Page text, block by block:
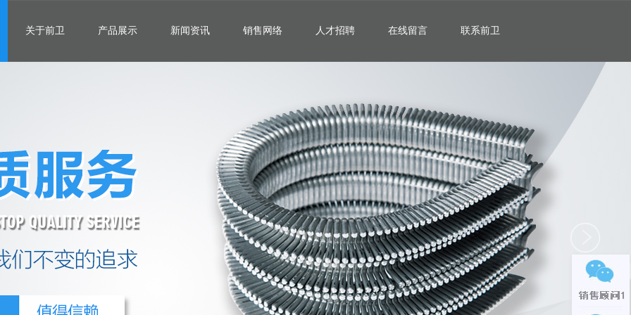
关于前卫 产品展示 新闻资讯 销售网络 人才招聘 在线留言 联系前卫